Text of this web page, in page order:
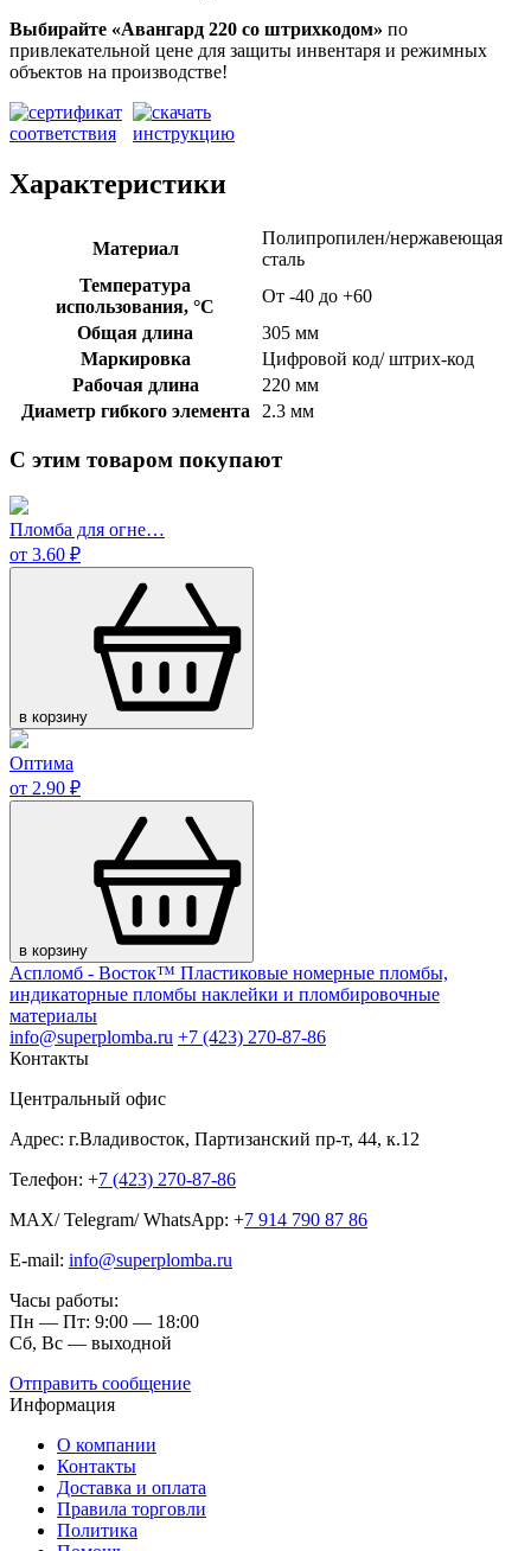
Выбирайте «Авангард 220 со штрихкодом» по
привлекательной цене для защиты инвентаря и режимных
объектов на производстве!
Характеристики
Материал
Полипропилен/нержавеющая
сталь
Температура
использования, °C
От -40 до +60
Общая длина
305 мм
Маркировка
Цифровой код/ штрих-код
Рабочая длина
220 мм
Диаметр гибкого элемента
2.3 мм
С этим товаром покупают
Пломба для огне…
от 3.60 ₽
в корзину
Оптима
от 2.90 ₽
в корзину
Аспломб - Восток™ Пластиковые номерные пломбы,
индикаторные пломбы наклейки и пломбировочные
материалы
info@superplomba.ru +7 (423) 270-87-86
Контакты
Центральный офис
Адрес: г.Владивосток, Партизанский пр-т, 44, к.12
Телефон: +7 (423) 270-87-86
MAX/ Telegram/ WhatsApp: +7 914 790 87 86
E-mail: info@superplomba.ru
Часы работы:
Пн — Пт: 9:00 — 18:00
Сб, Вc — выходной
Отправить сообщение
Информация
О компании
Контакты
Доставка и оплата
Правила торговли
Политика